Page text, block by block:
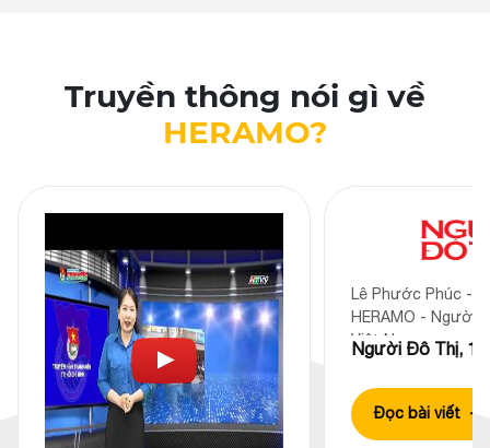
Truyền thông nói gì về
HERAMO?
Lê Phước Phúc -
HERAMO - Người
Việt Nam
Người Đô Thị,
Đọc bài viết